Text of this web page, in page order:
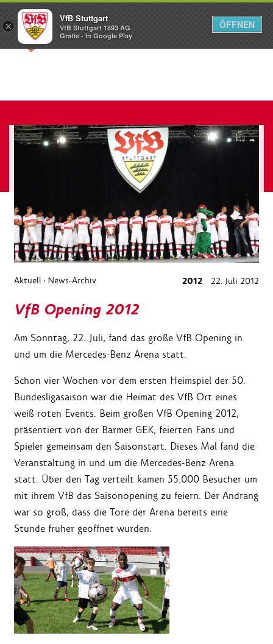
Menü
Aktuell › News-Archiv 2012 22. Juli 2012
VfB Opening 2012
Am Sonntag, 22. Juli, fand das große VfB Opening in
und um die Mercedes-Benz Arena statt.
Schon vier Wochen vor dem ersten Heimspiel der 50.
Bundesligasaison war die Heimat des VfB Ort eines
weiß-roten Events. Beim großen VfB Opening 2012,
präsentiert von der Barmer GEK, feierten Fans und
Spieler gemeinsam den Saisonstart. Dieses Mal fand die
Veranstaltung in und um die Mercedes-Benz Arena
statt. Über den Tag verteilt kamen 55.000 Besucher um
mit ihrem VfB das Saisonopening zu feiern. Der Andrang
war so groß, dass die Tore der Arena bereits eine
Stunde früher geöffnet wurden.
×
VfB Stuttgart
VfB Stuttgart 1893 AG
Gratis - In Google Play
ÖFFNEN